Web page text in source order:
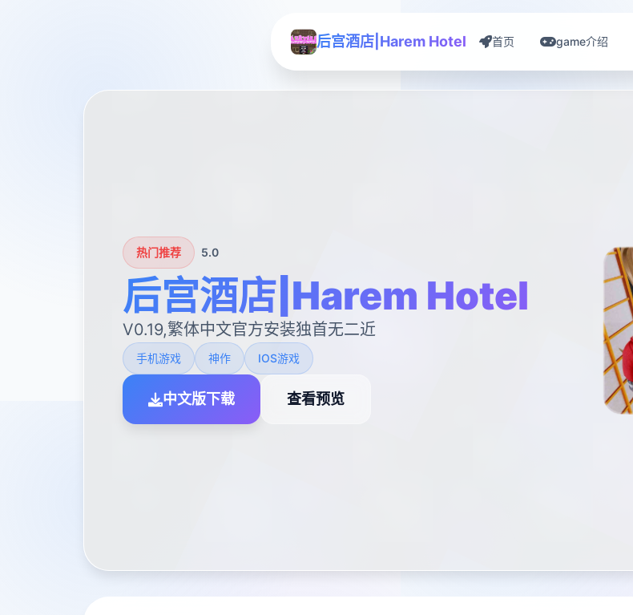
后宫酒店|Harem Hotel 首页 game介绍
热门推荐 5.0
后宫酒店|Harem Hotel
V0.19,繁体中文官方安装独首无二近
手机游戏 神作 IOS游戏
中文版下载 查看预览